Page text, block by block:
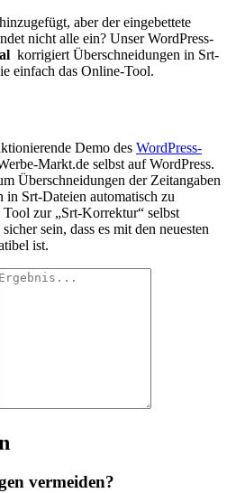
aber der eingebettete
nicht alle ein? Unser WordPress-
korrigiert Überschneidungen in Srt-
einfach das Online-Tool.
Demo des WordPress-
Markt.de selbst auf WordPress.
Überschneidungen der Zeitangaben
Srt-Dateien automatisch zu
zur „Srt-Korrektur“ selbst
sein, dass es mit den neuesten
ist.
vermeiden?